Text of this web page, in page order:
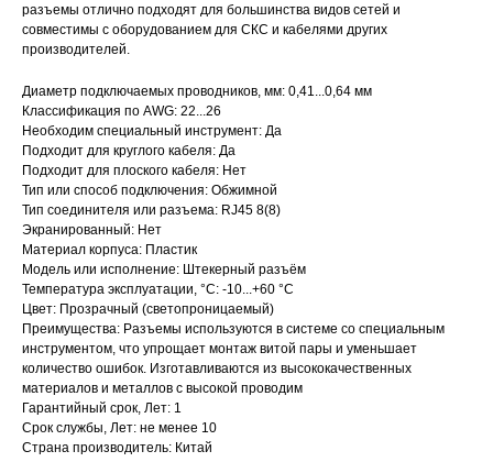
разъемы отлично подходят для большинства видов сетей и
совместимы с оборудованием для СКС и кабелями других
производителей.
Диаметр подключаемых проводников, мм: 0,41...0,64 мм
Классификация по AWG: 22...26
Необходим специальный инструмент: Да
Подходит для круглого кабеля: Да
Подходит для плоского кабеля: Нет
Тип или способ подключения: Обжимной
Тип соединителя или разъема: RJ45 8(8)
Экранированный: Нет
Материал корпуса: Пластик
Модель или исполнение: Штекерный разъём
Температура эксплуатации, °C: -10...+60 °C
Цвет: Прозрачный (светопроницаемый)
Преимущества: Разъемы используются в системе со специальным
инструментом, что упрощает монтаж витой пары и уменьшает
количество ошибок. Изготавливаются из высококачественных
материалов и металлов с высокой проводим
Гарантийный срок, Лет: 1
Срок службы, Лет: не менее 10
Страна производитель: Китай